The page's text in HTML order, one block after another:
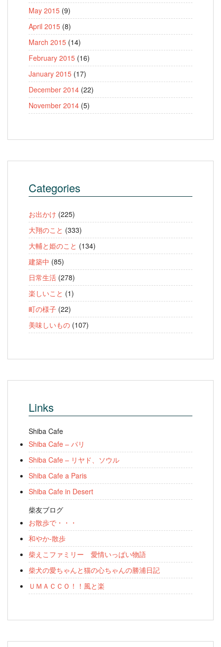
May 2015 (9)
April 2015 (8)
March 2015 (14)
February 2015 (16)
January 2015 (17)
December 2014 (22)
November 2014 (5)
Categories
お出かけ (225)
大翔のこと (333)
大輔と姫のこと (134)
建築中 (85)
日常生活 (278)
楽しいこと (1)
町の様子 (22)
美味しいもの (107)
Links
Shiba Cafe
Shiba Cafe – パリ
Shiba Cafe – リヤド、ソウル
Shiba Cafe a Paris
Shiba Cafe in Desert
柴友ブログ
お散歩で・・・
和やか-散歩
柴えこファミリー 愛情いっぱい物語
柴犬の愛ちゃんと猫の心ちゃんの勝浦日記
ＵＭＡＣＣＯ！！風と楽